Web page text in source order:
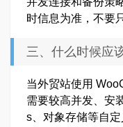
时信息为准，不要
三、什么时候应
当外贸站使用
需要较高并发、安
s、对象存储等自